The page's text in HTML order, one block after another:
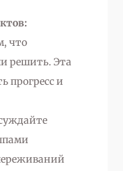
что
решить. Эта
прогресс и